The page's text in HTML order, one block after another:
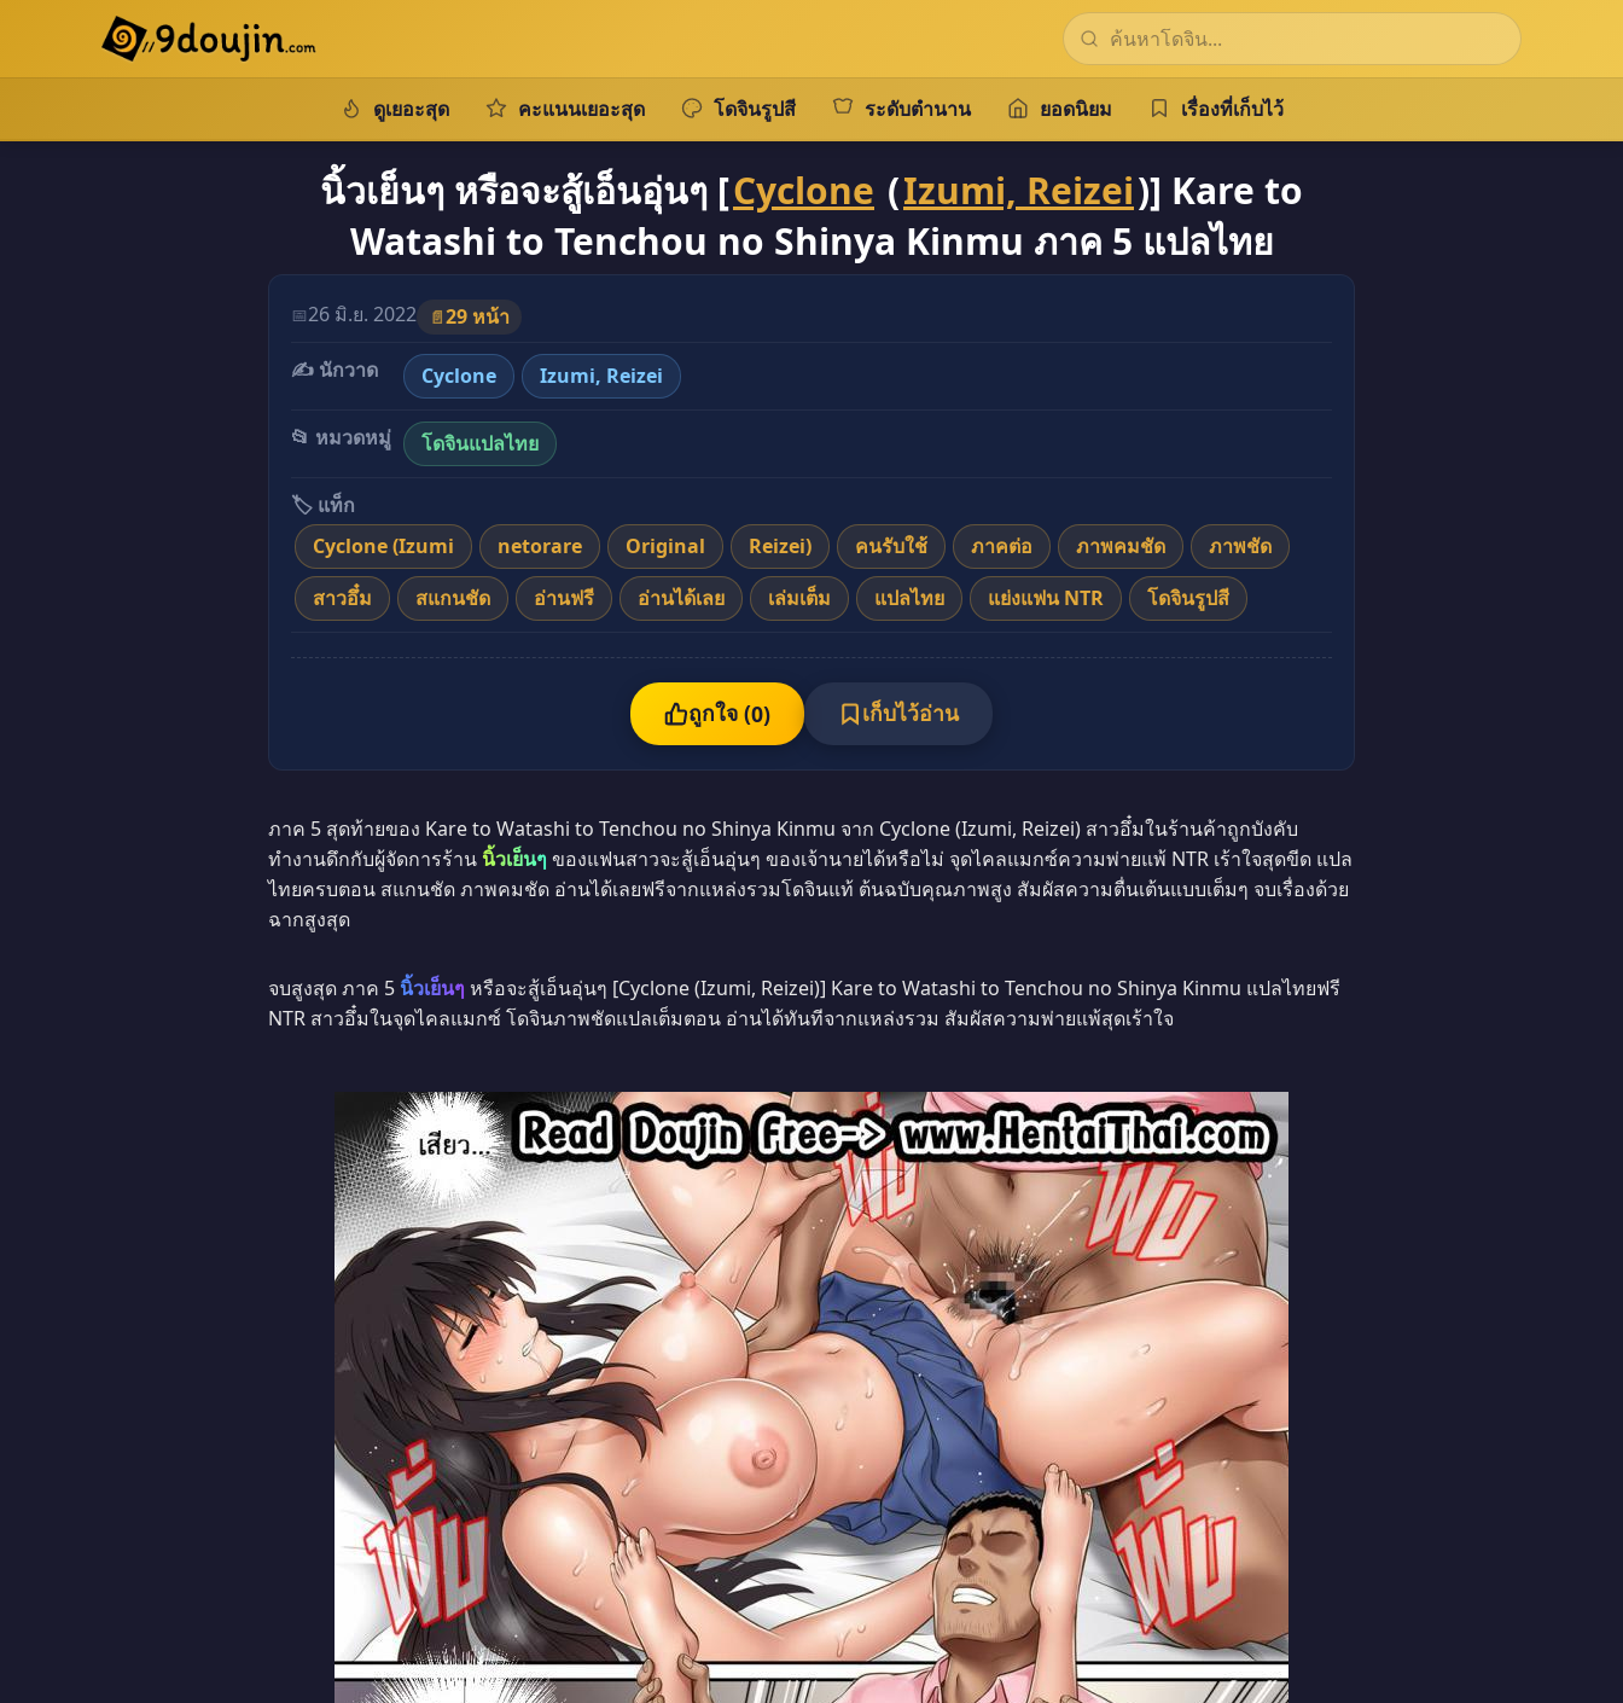
ดูเยอะสุด คะแนนเยอะสุด โดจินรูปสี ระดับตำนาน ยอดนิยม เรื่องที่เก็บไว้
นิ้วเย็นๆ หรือจะสู้เอ็นอุ่นๆ [Cyclone (Izumi, Reizei)] Kare to
Watashi to Tenchou no Shinya Kinmu ภาค 5 แปลไทย
📅26 มิ.ย. 2022 📄29 หน้า
✍️ นักวาด
Cyclone Izumi, Reizei
📂 หมวดหมู่ โดจินแปลไทย
🏷️ แท็ก
Cyclone (Izumi
netorare Original Reizei) คนรับใช้ ภาคต่อ ภาพคมชัด
ภาพชัด
สาวอึ๋ม
สแกนชัด อ่านฟรี อ่านได้เลย เล่มเต็ม แปลไทย แย่งแฟน NTR โดจินรูปสี
ถูกใจ (0) เก็บไว้อ่าน
ภาค 5 สุดท้ายของ Kare to Watashi to Tenchou no Shinya Kinmu จาก Cyclone (Izumi, Reizei) สาวอึ๋มในร้านค้าถูกบังคับ
ทำงานดึกกับผู้จัดการร้าน นิ้วเย็นๆ ของแฟนสาวจะสู้เอ็นอุ่นๆ ของเจ้านายได้หรือไม่ จุดไคลแมกซ์ความพ่ายแพ้ NTR เร้าใจสุดขีด แปล
ไทยครบตอน สแกนชัด ภาพคมชัด อ่านได้เลยฟรีจากแหล่งรวมโดจินแท้ ต้นฉบับคุณภาพสูง สัมผัสความตื่นเต้นแบบเต็มๆ จบเรื่องด้วย
ฉากสูงสุด
จบสูงสุด ภาค 5 นิ้วเย็นๆ หรือจะสู้เอ็นอุ่นๆ [Cyclone (Izumi, Reizei)] Kare to Watashi to Tenchou no Shinya Kinmu แปลไทยฟรี
NTR สาวอึ๋มในจุดไคลแมกซ์ โดจินภาพชัดแปลเต็มตอน อ่านได้ทันทีจากแหล่งรวม สัมผัสความพ่ายแพ้สุดเร้าใจ